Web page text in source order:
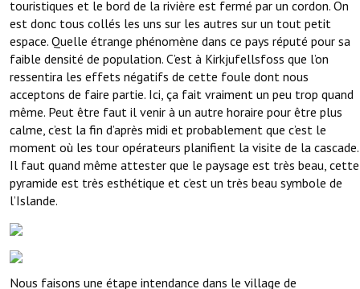
touristiques et le bord de la rivière est fermé par un cordon. On
est donc tous collés les uns sur les autres sur un tout petit
espace. Quelle étrange phénomène dans ce pays réputé pour sa
faible densité de population. C’est à Kirkjufellsfoss que l’on
ressentira les effets négatifs de cette foule dont nous
acceptons de faire partie. Ici, ça fait vraiment un peu trop quand
même. Peut être faut il venir à un autre horaire pour être plus
calme, c’est la fin d’après midi et probablement que c’est le
moment où les tour opérateurs planifient la visite de la cascade.
Il faut quand même attester que le paysage est très beau, cette
pyramide est très esthétique et c’est un très beau symbole de
l’Islande.
Nous faisons une étape intendance dans le village de